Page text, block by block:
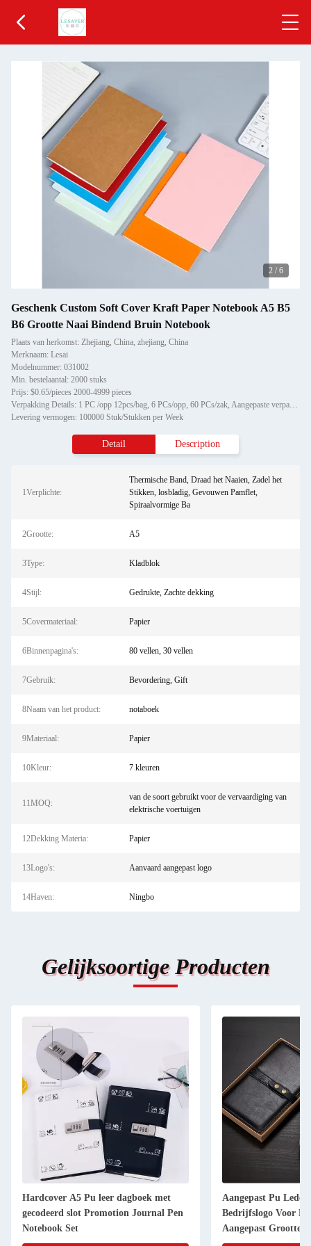
2 / 6
Geschenk Custom Soft Cover Kraft Paper Notebook A5 B5
B6 Grootte Naai Bindend Bruin Notebook
Plaats van herkomst: Zhejiang, China, zhejiang, China
Merknaam: Lesai
Modelnummer: 031002
Min. bestelaantal: 2000 stuks
Prijs: $0.65/pieces 2000-4999 pieces
Verpakking Details: 1 PC /opp 12pcs/bag, 6 PCs/opp, 60 PCs/zak, Aangepaste verpakking
Levering vermogen: 100000 Stuk/Stukken per Week
Detail Description
1Verplichte:
Thermische Band, Draad het Naaien, Zadel het
Stikken, losbladig, Gevouwen Pamflet,
Spiraalvormige Ba
2Grootte: A5
3Type: Kladblok
4Stijl: Gedrukte, Zachte dekking
5Covermateriaal: Papier
6Binnenpagina's: 80 vellen, 30 vellen
7Gebruik: Bevordering, Gift
8Naam van het product: notaboek
9Materiaal: Papier
10Kleur: 7 kleuren
11MOQ:
van de soort gebruikt voor de vervaardiging van
elektrische voertuigen
12Dekking Materia: Papier
13Logo's: Aanvaard aangepast logo
14Haven: Ningbo
Gelijksoortige Producten
Hardcover A5 Pu leer dagboek met
gecodeerd slot Promotion Journal Pen
Notebook Set
Aangepast Pu
Bedrijfslogo Voor
Aangepast Grootte